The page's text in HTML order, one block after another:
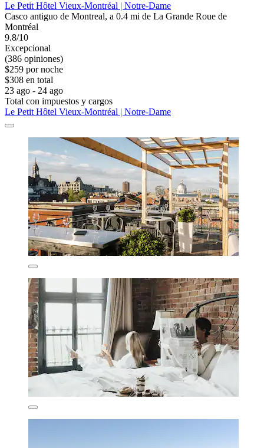
Le Petit Hôtel Vieux-Montréal | Notre-Dame
Casco antiguo de Montreal, a 0.4 mi de La Grande Roue de
Montréal
9.8/10
Excepcional
(386 opiniones)
$259 por noche
$308 en total
23 ago - 24 ago
Total con impuestos y cargos
Le Petit Hôtel Vieux-Montréal | Notre-Dame